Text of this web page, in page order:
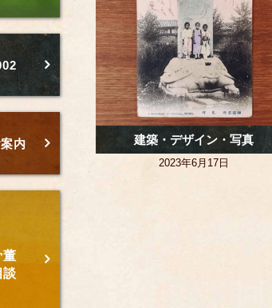
建築・デザイン・写真
2023年6月17日
内
董
談